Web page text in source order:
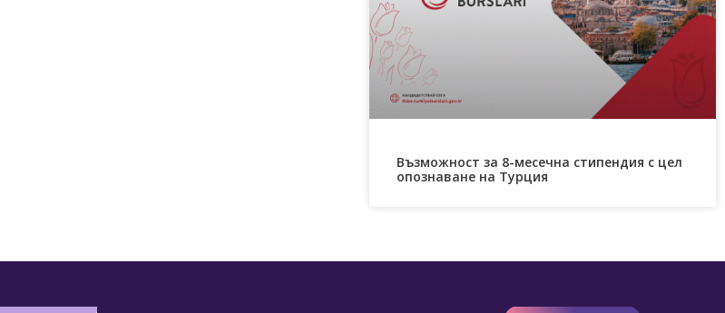
Възможност за 8-месечна стипендия с цел
опознаване на Турция